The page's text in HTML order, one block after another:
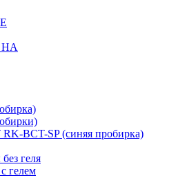
HA
BCT-SP (синяя пробирка)
геля
гелем